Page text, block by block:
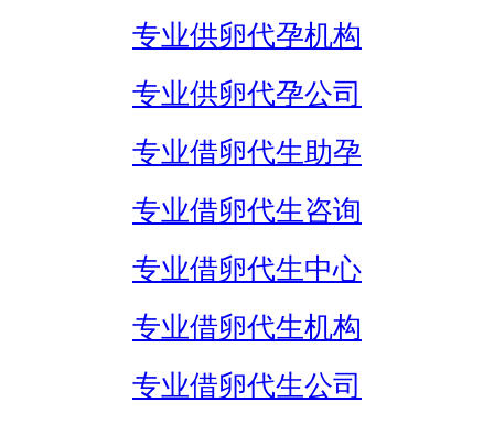
专业供卵代孕机构
专业供卵代孕公司
专业借卵代生助孕
专业借卵代生咨询
专业借卵代生中心
专业借卵代生机构
专业借卵代生公司